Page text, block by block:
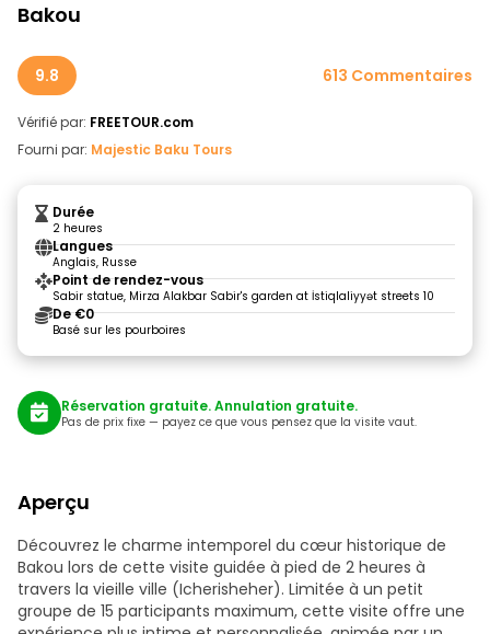
Bakou
9.8 613 Commentaires
Vérifié par: FREETOUR.com
Fourni par: Majestic Baku Tours
Durée
2 heures
Langues
Anglais, Russe
Point de rendez-vous
Sabir statue, Mirza Alakbar Sabir's garden at İstiqlaliyyət streets 10
De €0
Basé sur les pourboires
Réservation gratuite. Annulation gratuite.
Pas de prix fixe — payez ce que vous pensez que la visite vaut.
Aperçu
Découvrez le charme intemporel du cœur historique de
Bakou lors de cette visite guidée à pied de 2 heures à
travers la vieille ville (Icherisheher). Limitée à un petit
groupe de 15 participants maximum, cette visite offre une